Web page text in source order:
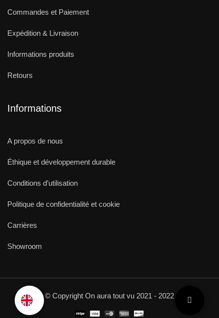
Commandes et Paiement
Expédition & Livraison
Informations produits
Retours
Informations
A propos de nous
Éthique et développement durable
Conditions d’utilisation
Politique de confidentialité et cookie
Carrières
Showroom
© Copyright On aura tout vu 2021 - 2022